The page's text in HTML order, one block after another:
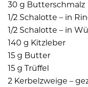
30 g Butterschmalz
1/2 Schalotte – in
1/2 Schalotte – in
140 g Kitzleber
15 g Butter
15 g Trüffel
2 Kerbelzweige –